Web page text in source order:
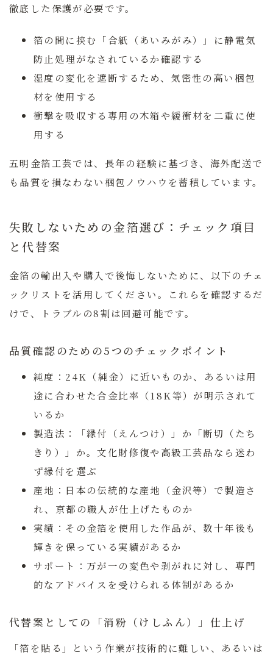
徹底した保護が必要です。
箔の間に挟む「合紙（あいみがみ）」に静電気
防止処理がなされているか確認する
湿度の変化を遮断するため、気密性の高い梱包
材を使用する
衝撃を吸収する専用の木箱や緩衝材を二重に使
用する
五明金箔工芸では、長年の経験に基づき、海外配送で
も品質を損なわない梱包ノウハウを蓄積しています。
失敗しないための金箔選び：チェック項目
と代替案
金箔の輸出入や購入で後悔しないために、以下のチェ
ックリストを活用してください。これらを確認するだ
けで、トラブルの8割は回避可能です。
品質確認のための5つのチェックポイント
純度： 24K（純金）に近いものか、あるいは用
途に合わせた合金比率（18K等）が明示されて
いるか
製造法：
「縁付（えんつけ）」か「断切（たち
きり）」か。文化財修復や高級工芸品なら迷わ
ず縁付を選ぶ
産地： 日本の伝統的な産地（金沢等）で製造さ
れ、京都の職人が仕上げたものか
実績： その金箔を使用した作品が、数十年後も
輝きを保っている実績があるか
サポート： 万が一の変色や剥がれに対し、専門
的なアドバイスを受けられる体制があるか
代替案としての「消粉（けしふん）」仕上げ
「箔を貼る」という作業が技術的に難しい、あるいは